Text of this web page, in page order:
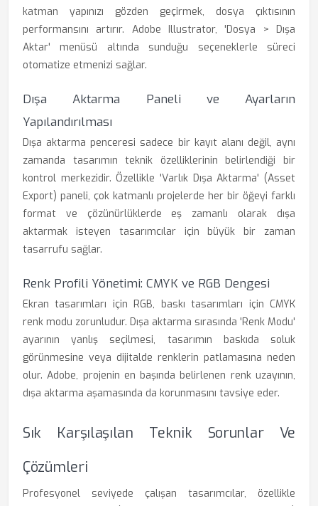
katman yapınızı gözden geçirmek, dosya çıktısının
performansını artırır. Adobe Illustrator, 'Dosya > Dışa
Aktar' menüsü altında sunduğu seçeneklerle süreci
otomatize etmenizi sağlar.
Dışa Aktarma Paneli ve Ayarların
Yapılandırılması
Dışa aktarma penceresi sadece bir kayıt alanı değil, aynı
zamanda tasarımın teknik özelliklerinin belirlendiği bir
kontrol merkezidir. Özellikle 'Varlık Dışa Aktarma' (Asset
Export) paneli, çok katmanlı projelerde her bir öğeyi farklı
format ve çözünürlüklerde eş zamanlı olarak dışa
aktarmak isteyen tasarımcılar için büyük bir zaman
tasarrufu sağlar.
Renk Profili Yönetimi: CMYK ve RGB Dengesi
Ekran tasarımları için RGB, baskı tasarımları için CMYK
renk modu zorunludur. Dışa aktarma sırasında 'Renk Modu'
ayarının yanlış seçilmesi, tasarımın baskıda soluk
görünmesine veya dijitalde renklerin patlamasına neden
olur. Adobe, projenin en başında belirlenen renk uzayının,
dışa aktarma aşamasında da korunmasını tavsiye eder.
Sık Karşılaşılan Teknik Sorunlar Ve
Çözümleri
Profesyonel seviyede çalışan tasarımcılar, özellikle